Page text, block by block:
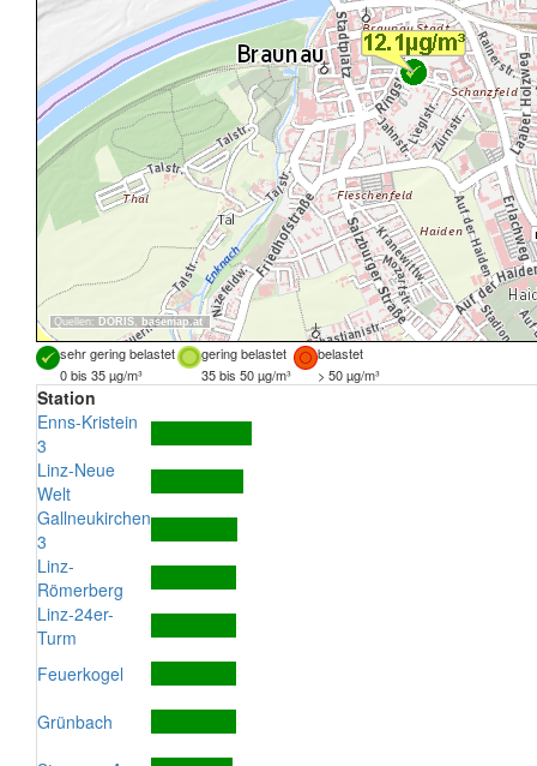
Quellen: DORIS, basemap.at
sehr gering belastet gering belastet
belastet
0 bis 35 µg/m³
35 bis 50 µg/m³ > 50 µg/m³
Station
Enns-Kristein
3
Linz-Neue
Welt
Gallneukirchen
3
Linz-
Römerberg
Linz-24er-
Turm
Feuerkogel
Grünbach